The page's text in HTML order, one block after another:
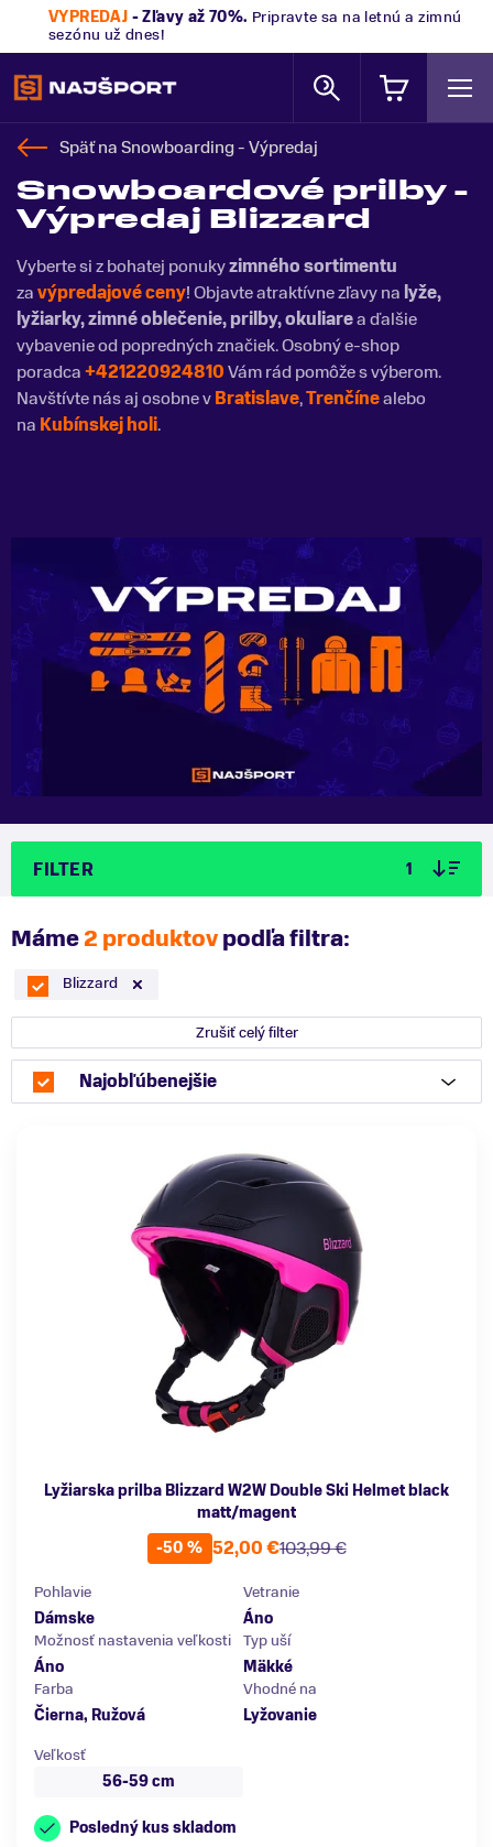
VÝPREDAJ - Zľavy až 70%. Pripravte sa na letnú a zimnú
sezónu už dnes!
Späť naSnowboarding - Výpredaj
Snowboardové prilby -
Výpredaj Blizzard
Vyberte si z bohatej ponukyzimného sortimentu
zavýpredajové ceny! Objavte atraktívne zľavy na lyže,
lyžiarky, zimnéoblečenie, prilby, okuliarea ďalšie
vybavenie od popredných značiek. Osobný e-shop
poradca+421220924810Vám rád pomôže s výberom.
Navštívte nás aj osobne vBratislave,Trenčínealebo
na Kubínskej holi.
FILTER 1
Máme2 produktovpodľa filtra:
Blizzard
Zrušiť celý filter
Najobľúbenejšie
Lyžiarska prilba Blizzard W2W Double Ski Helmet black
matt/magent
-50 %
103,99 €
52,00 €
Pohlavie
Dámske
Vetranie
Áno
Možnosť nastavenia veľkosti
Áno
Typ uší
Mäkké
Farba
Čierna, Ružová
Vhodné na
Lyžovanie
Veľkosť
56-59 cm
Posledný kus skladom